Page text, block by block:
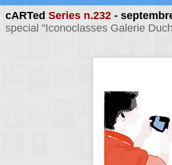
cARTed Series n.232-
special "Iconoclasses Galerie